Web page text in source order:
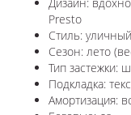
Presto
Стиль:
Сезон: лето
Тип застежки:
Подкладка:
Амортизация: